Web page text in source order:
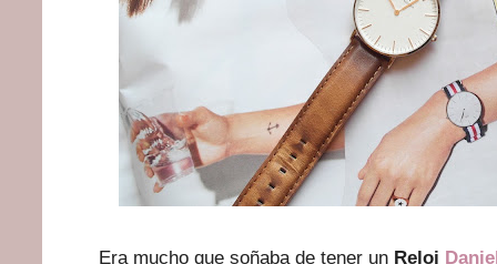
Era mucho que soñaba de tener un Reloj